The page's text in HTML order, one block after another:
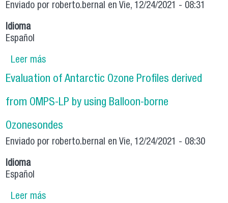
Enviado por roberto.bernal en Vie, 12/24/2021 - 08:31
Idioma
Español
Leer mássobre Warming events projected to become
more frequent and last longer across
Antarctica
Evaluation of Antarctic Ozone Profiles derived
from OMPS-LP by using Balloon-borne
Ozonesondes
Enviado por roberto.bernal en Vie, 12/24/2021 - 08:30
Idioma
Español
Leer mássobre Evaluation of Antarctic Ozone Profiles